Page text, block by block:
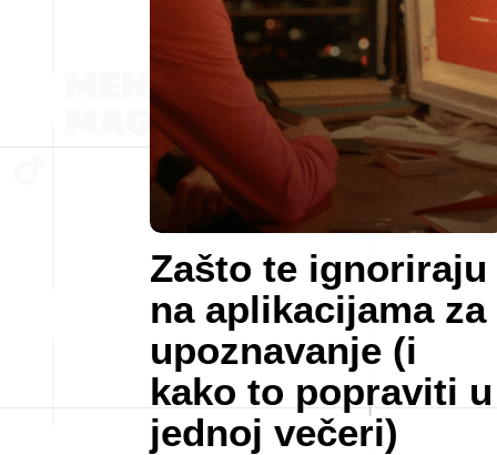
Zašto te ignoriraju
na aplikacijama za
upoznavanje (i
kako to popraviti u
jednoj večeri)